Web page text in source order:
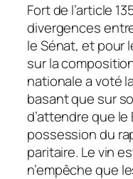
Fort de l’article
divergences
le Sénat, et pour
sur la
nationale a voté
basant que sur
d’attendre que
possession du
paritaire. Le vin
n’empêche que